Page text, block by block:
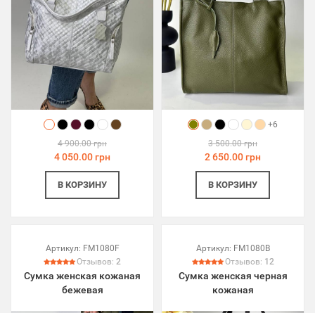
4 900.00 грн
4 050.00 грн
В КОРЗИНУ
+6
3 500.00 грн
2 650.00 грн
В КОРЗИНУ
Артикул: FM1080F
Отзывов: 2
Сумка женская кожаная
бежевая
Артикул: FM1080B
Отзывов: 12
Сумка женская черная
кожаная